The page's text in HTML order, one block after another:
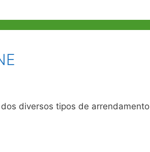
diversos tipos de arrendamento